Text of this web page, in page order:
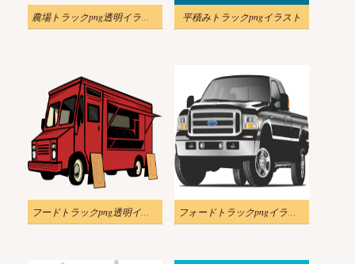
農場トラックpng透明イラスト 平積みトラックpngイラスト
フードトラックpng透明イラスト フォードトラックpngイラスト